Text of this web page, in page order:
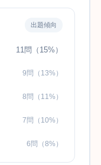
出題傾向
11問（15%）
9問（13%）
8問（11%）
7問（10%）
6問（8%）